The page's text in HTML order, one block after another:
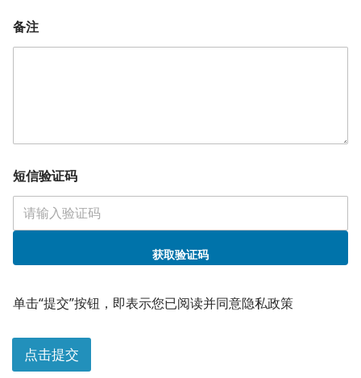
*
职
备注
短信验证码
获取验证码
单击“提交”按钮，即表示您已阅读并同意隐私政策
点击提交